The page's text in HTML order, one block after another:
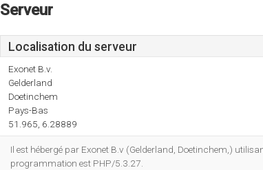
Serveur
Localisation du serveur
Exonet B.v.
Gelderland
Doetinchem
Pays-Bas
51.965, 6.28889
Il est hébergé par Exonet B.v (Gelderland, Doetinchem,)
programmation est PHP/5.3.27.